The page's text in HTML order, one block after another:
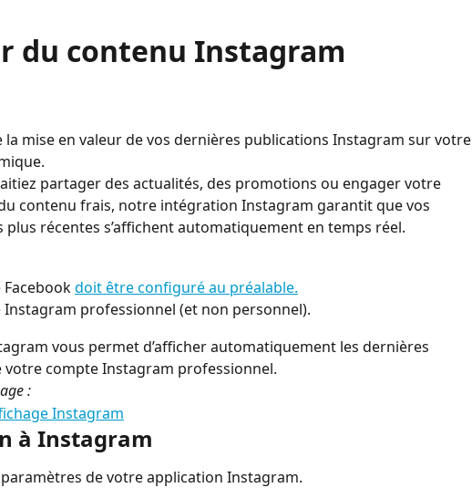
du contenu Instagram
la mise en valeur de vos dernières publications Instagram sur votre
partager des actualités, des promotions ou engager votre
contenu frais, notre intégration Instagram garantit que vos
plus récentes s’affichent automatiquement en temps réel.
doit être configuré au préalable.
Instagram professionnel (et non personnel).
vous permet d’afficher automatiquement les dernières
votre compte Instagram professionnel.
:
à Instagram
de votre application Instagram.